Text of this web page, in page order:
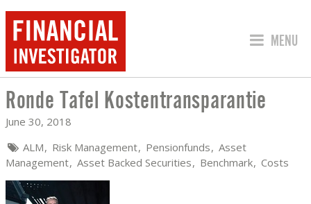
JUMP
MENU
RONDE TAFEL KOSTENTRANSPARANTIE
Ronde Tafel Kostentransparantie
June 30, 2018
ALM Risk Management Pensionfunds Asset
Management Asset Backed Securities Benchmark Costs